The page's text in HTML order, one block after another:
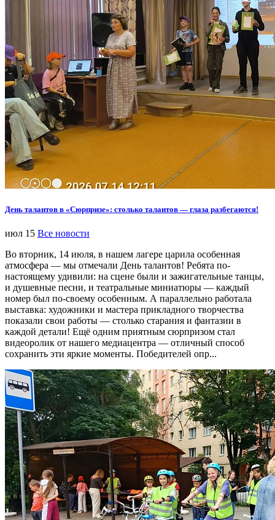
День талантов в «Сюрпризе»: столько талантов — глаза разбегаются!
июл 15 Все новости
Во вторник, 14 июля, в нашем лагере царила особенная
атмосфера — мы отмечали День талантов! Ребята по-
настоящему удивили: на сцене были и зажигательные танцы,
и душевные песни, и театральные миниатюры — каждый
номер был по-своему особенным. А параллельно работала
выставка: художники и мастера прикладного творчества
показали свои работы — столько старания и фантазии в
каждой детали! Ещё одним приятным сюрпризом стал
видеоролик от нашего медиацентра — отличный способ
сохранить эти яркие моменты. Победителей опр...